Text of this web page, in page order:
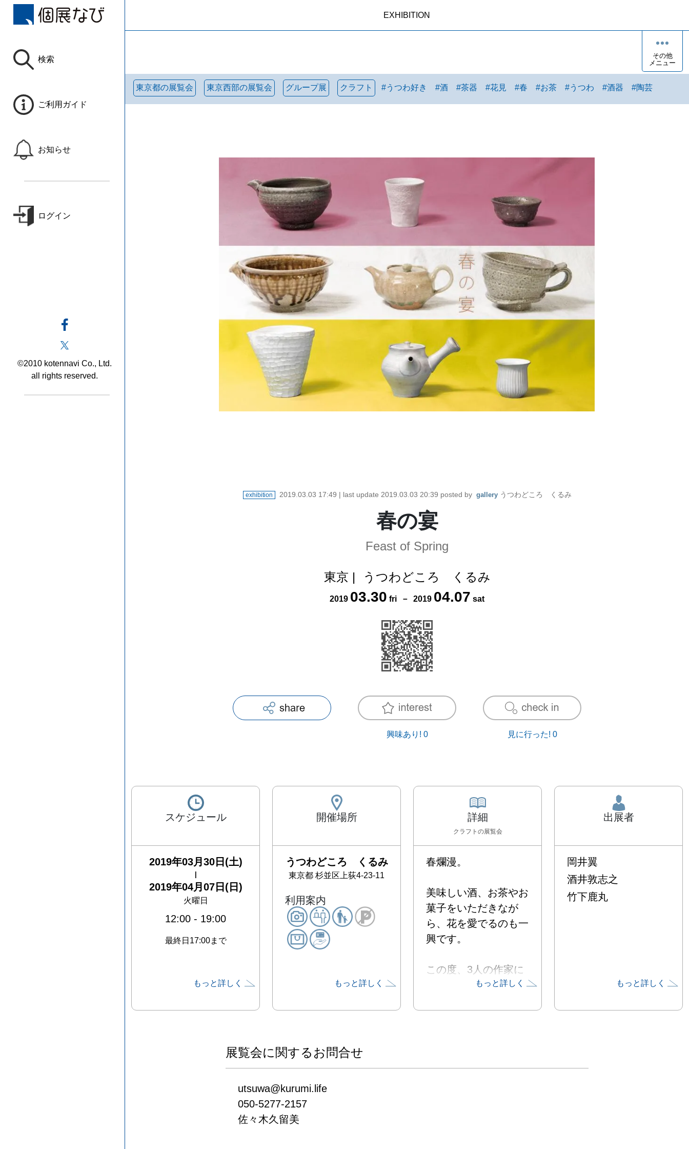
検索
ご利用ガイド
お知らせ
ログイン
©2010 kotennavi Co., Ltd.
all rights reserved.
EXHIBITION
その他
メニュー
東京都の展覧会 東京西部の展覧会 グループ展 クラフト #うつわ好き #酒 #茶器 #花見 #春 #お茶 #うつわ #酒器 #陶芸
exhibition 2019.03.03 17:49 | last update 2019.03.03 20:39 posted by gallery うつわどころ くるみ
春の宴
Feast of Spring
東京 | うつわどころ くるみ
2019 03.30 fri － 2019 04.07 sat
興味あり! 0 見に行った! 0
スケジュール
2019年03月30日(土)
2019年04月07日(日)
火曜日
12:00 - 19:00
最終日17:00まで
もっと詳しく
開催場所
うつわどころ くるみ
東京都 杉並区上荻4-23-11
利用案内
もっと詳しく
詳細
クラフト の展覧会
春爛漫。
美味しい酒、お茶やお
菓子をいただきなが
ら、花を愛でるのも一
興です。
この度、3人の作家に
よる、お茶やお菓子、
もっと詳しく
出展者
岡井翼
酒井敦志之
竹下鹿丸
もっと詳しく
展覧会に関するお問合せ
utsuwa@kurumi.life
050-5277-2157
佐々木久留美